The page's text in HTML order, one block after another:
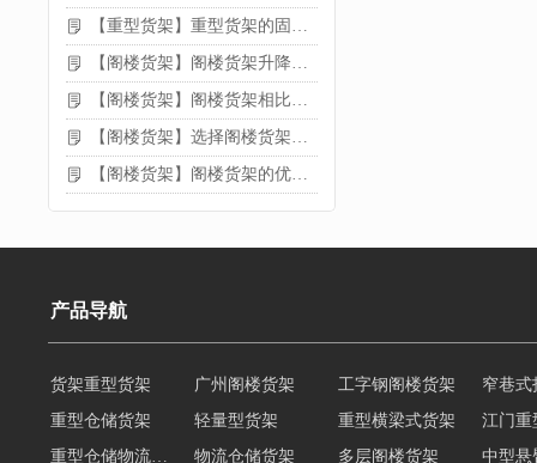
【重型货架】重型货架的固定方法
【阁楼货架】阁楼货架升降机需要注意哪些
【阁楼货架】阁楼货架相比传统货架的优势是什么
【阁楼货架】选择阁楼货架的好处？
【阁楼货架】阁楼货架的优点是什么
产品导航
货架重型货架 广州阁楼货架 工字钢阁楼货架
窄巷式
重型仓储货架
轻量型货架 重型横梁式货架
江门重
物流仓储货架 多层阁楼货架 中型悬